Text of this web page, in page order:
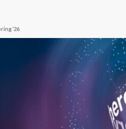
’26